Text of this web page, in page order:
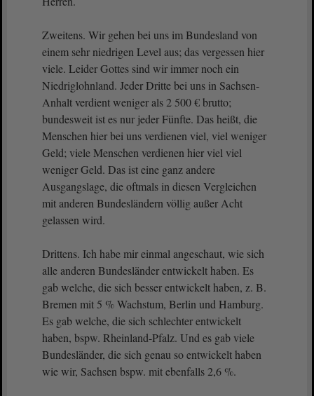
Zweitens. Wir gehen bei uns im Bundesland von
einem sehr niedrigen Level aus; das vergessen hier
viele. Leider Gottes sind wir immer noch ein
Niedriglohnland. Jeder Dritte bei uns in Sachsen-
Anhalt verdient weniger als 2 500 € brutto;
bundesweit ist es nur jeder Fünfte. Das heißt, die
Menschen hier bei uns verdienen viel, viel weniger
Geld; viele Menschen verdienen hier viel viel
weniger Geld. Das ist eine ganz andere
Ausgangslage, die oftmals in diesen Vergleichen
mit anderen Bundesländern völlig außer Acht
gelassen wird.
Drittens. Ich habe mir einmal angeschaut, wie sich
alle anderen Bundesländer entwickelt haben. Es
gab welche, die sich besser entwickelt haben, z. B.
Bremen mit 5 % Wachstum, Berlin und Hamburg.
Es gab welche, die sich schlechter entwickelt
haben, bspw. Rheinland-Pfalz. Und es gab viele
Bundesländer, die sich genau so entwickelt haben
wie wir, Sachsen bspw. mit ebenfalls 2,6 %.